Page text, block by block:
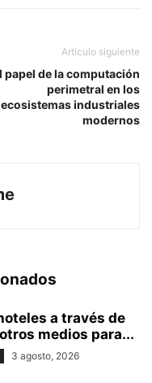
Artículo siguiente
papel de la computación
perimetral en los
ecosistemas industriales
modernos
a través de
medios para...
3 agosto, 2026